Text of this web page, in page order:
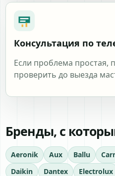
Консультация по
Если проблема простая,
проверить до выезда
Бренды, с
Aeronik Aux Ballu
Daikin
Dantex Electrolux